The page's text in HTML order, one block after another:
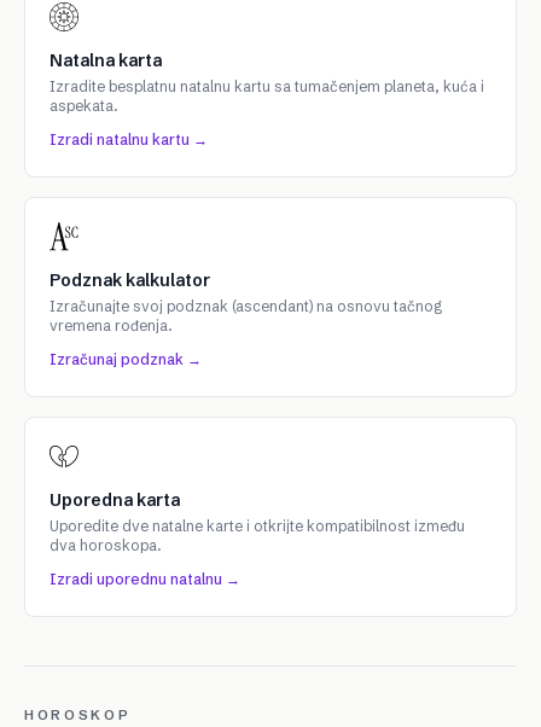
Natalna karta
Izradite besplatnu natalnu kartu sa tumačenjem planeta, kuća i
aspekata.
Izradi natalnu kartu →
Podznak kalkulator
Izračunajte svoj podznak (ascendant) na osnovu tačnog
vremena rođenja.
Izračunaj podznak →
Uporedna karta
Uporedite dve natalne karte i otkrijte kompatibilnost između
dva horoskopa.
Izradi uporednu natalnu →
HOROSKOP